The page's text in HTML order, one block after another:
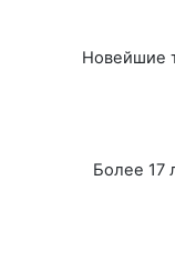
Новейшие
Более 17